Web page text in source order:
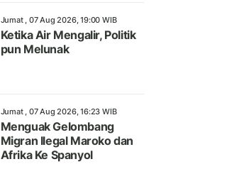
Jumat , 07 Aug 2026, 19:00 WIB
Ketika Air Mengalir, Politik
pun Melunak
Jumat , 07 Aug 2026, 16:23 WIB
Menguak Gelombang
Migran Ilegal Maroko dan
Afrika Ke Spanyol